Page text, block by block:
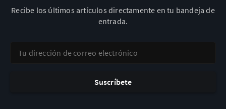
Recibe los últimos artículos directamente en tu bandeja de
entrada.
Suscríbete